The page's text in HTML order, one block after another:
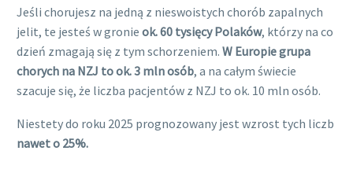
Jeśli chorujesz na jedną z nieswoistych chorób zapalnych
jelit, te jesteś w gronie ok. 60 tysięcy Polaków, którzy na co
dzień zmagają się z tym schorzeniem. W Europie grupa
chorych na NZJ to ok. 3 mln osób, a na całym świecie
szacuje się, że liczba pacjentów z NZJ to ok. 10 mln osób.
Niestety do roku 2025 prognozowany jest wzrost tych liczb
nawet o 25%.